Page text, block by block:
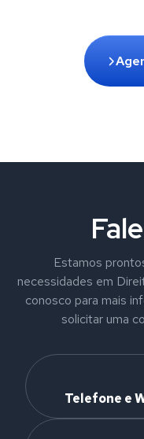
Estamos
necessidades em
conosco para mais
solicitar uma
Telefone e